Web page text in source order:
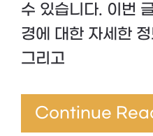
수 있습니다. 이번
경에 대한 자세한
그리고
Continue